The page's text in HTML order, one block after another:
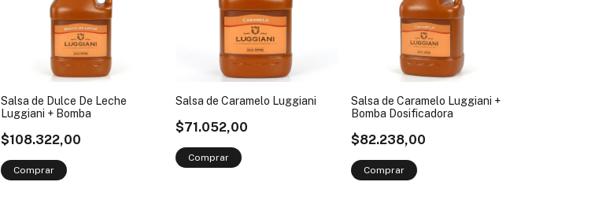
Salsa de Dulce De Leche
Luggiani + Bomba
$108.322,00
Salsa de Caramelo Luggiani
$71.052,00
Salsa de Caramelo Luggiani +
Bomba Dosificadora
$82.238,00